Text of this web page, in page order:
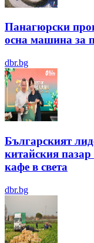
Панагюрски
осна машина за
dbr.bg
Българският
китайския пазар
кафе в света
dbr.bg